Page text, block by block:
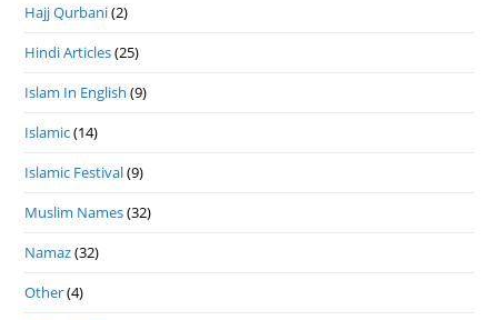
Hajj Qurbani(2)
Hindi Articles(25)
Islam In English (9)
Islamic(14)
Islamic Festival(9)
Muslim Names(32)
Namaz(32)
Other(4)